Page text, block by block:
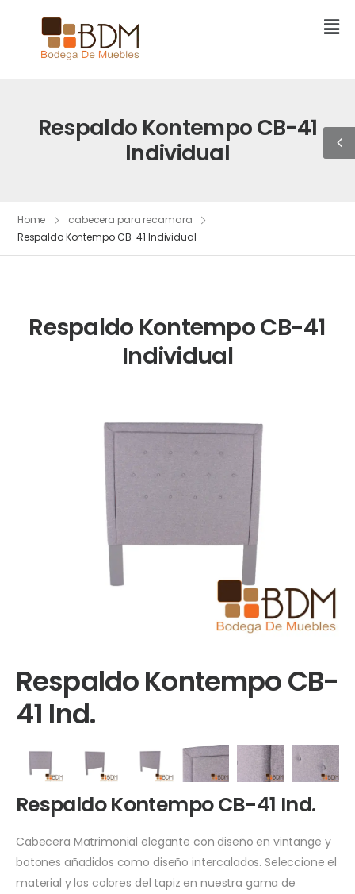
Respaldo Kontempo CB-41
Individual
Home
cabecera para recamara
Respaldo Kontempo CB-41 Individual
Respaldo Kontempo CB-41
Individual
Respaldo Kontempo CB-
41 Ind.
Respaldo Kontempo CB-41 Ind.
Cabecera Matrimonial elegante con diseño en vintange y
botones añadidos como diseño intercalados. Seleccione el
material y los colores del tapiz en nuestra gama de